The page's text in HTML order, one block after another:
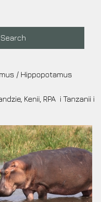
/ Hippopotamus
Kenii, RPA i Tanzanii i